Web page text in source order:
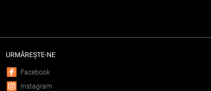
URMĂREȘTE-NE
Facebook
Instagram